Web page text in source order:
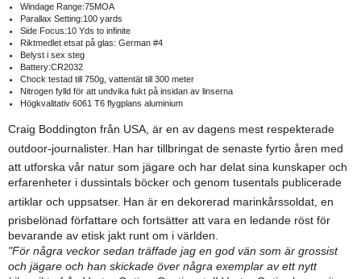
Windage Range:75MOA
Parallax Setting:100 yards
Side Focus:10 Yds to infinite
Riktmedlet etsat på glas: German #4
Belyst i sex steg
Battery:CR2032
Chock testad till 750g, vattentät till 300 meter
Nitrogen fylld för att undvika fukt på insidan av linserna
Högkvalitativ 6061 T6 flygplans aluminium
Craig Boddington från USA, är en av dagens mest respekterade
outdoor-journalister. Han har tillbringat de senaste fyrtio åren med
att utforska vår natur som jägare och har delat sina kunskaper och
erfarenheter i dussintals böcker och genom tusentals publicerade
artiklar och uppsatser. Han är en dekorerad marinkårssoldat, en
prisbelönad författare och fortsätter att vara en ledande röst för
bevarande av etisk jakt runt om i världen.
"För några veckor sedan träffade jag en god vän som är grossist
och jägare och han skickade över några exemplar av ett nytt